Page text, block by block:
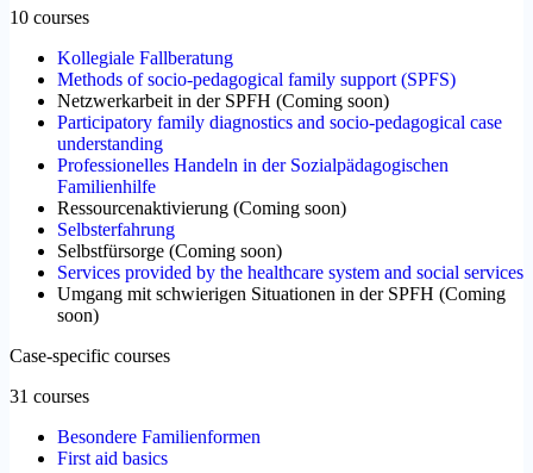
10 courses
Kollegiale Fallberatung
Methods of socio-pedagogical family support (SPFS)
Netzwerkarbeit in der SPFH (Coming soon)
Participatory family diagnostics and socio-pedagogical case
understanding
Professionelles Handeln in der Sozialpädagogischen
Familienhilfe
Ressourcenaktivierung (Coming soon)
Selbsterfahrung
Selbstfürsorge (Coming soon)
Services provided by the healthcare system and social services
Umgang mit schwierigen Situationen in der SPFH (Coming
soon)
Case-specific courses
31 courses
Besondere Familienformen
First aid basics